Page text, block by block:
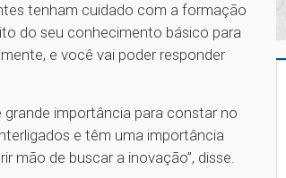
tenham cuidado com a formação
do seu conhecimento básico para
e você vai poder responder
grande importância para constar no
e têm uma importância
mão de buscar a inovação”, disse.